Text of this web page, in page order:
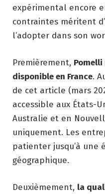
expérimental encore
contraintes méritent
l’adopter dans son
Premièrement, Pomelli
disponible en France.
de cet article (mars
accessible aux États-
Australie et en
uniquement. Les
patienter jusqu’à une
géographique.
Deuxièmement, la